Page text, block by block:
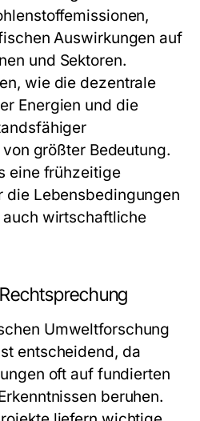
Auswirkungen auf
und Sektoren.
wie die dezentrale
Energien und die
größter Bedeutung.
eine frühzeitige
die Lebensbedingungen
wirtschaftliche
Umweltforschung
entscheidend, da
oft auf fundierten
beruhen.